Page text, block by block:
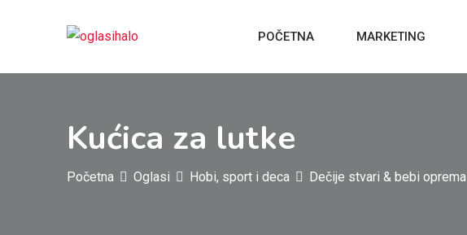
POČETNA MARKETING
Kućica za lutke
Početna Oglasi Hobi, sport i deca Dečije stvari & bebi oprema